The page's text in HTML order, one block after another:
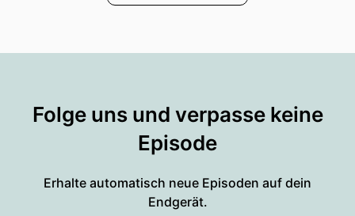
Folge uns und verpasse keine
Episode
Erhalte automatisch neue Episoden auf dein
Endgerät.